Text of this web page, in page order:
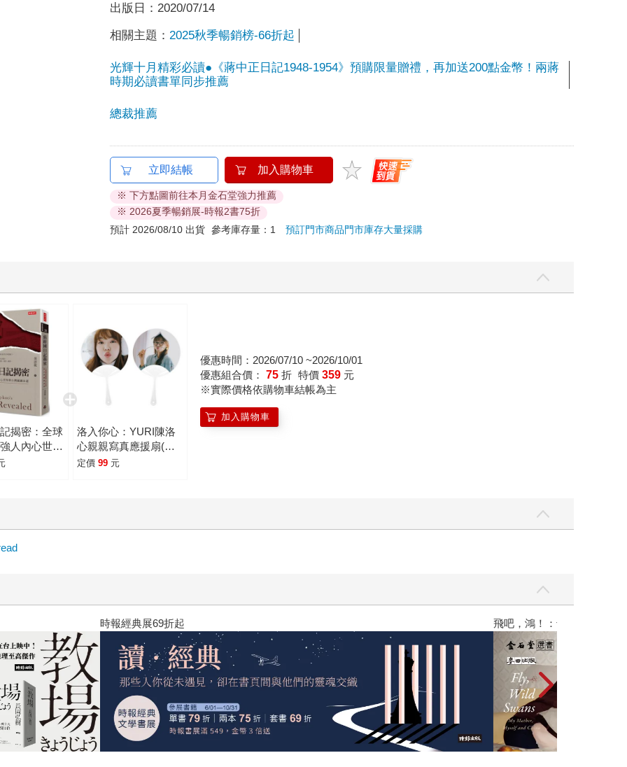
出版日： 2020/07/14
相關主題： 2025秋季暢銷榜-66折起
光輝十月精彩必讀●《蔣中正日記1948-1954》預購限量贈禮，再加送200點金幣！兩蔣
時期必讀書單同步推薦
總裁推薦
立即結帳 加入購物車
※ 下方點圖前往本月金石堂強力推薦
※ 2026夏季暢銷展-時報2書75折
預計 2026/08/10 出貨 參考庫存量：1預訂門市商品門市庫存大量採購
揭密：全球
人內心世界
命運
洛入你心：YURI陳洛
心親親寫真應援扇(網
路限定)
定價 99 元
優惠時間：2026/07/10 ~2026/10/01
優惠組合價： 75 折 特價 359 元
※實際價格依購物車結帳為主
加入購物車
《鴻》最新系列作） 2026年8月金石堂強力推薦 黃色書刊回來